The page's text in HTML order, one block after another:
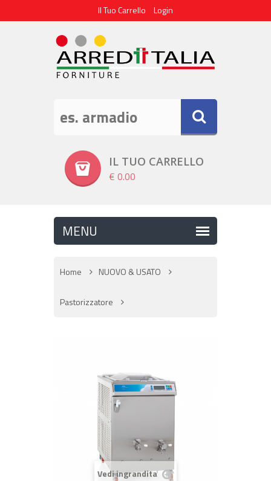
Il Tuo Carrello Login
IL TUO CARRELLO
€ 0.00
Home NUOVO & USATO
Pastorizzatore
Vedi ingrandita